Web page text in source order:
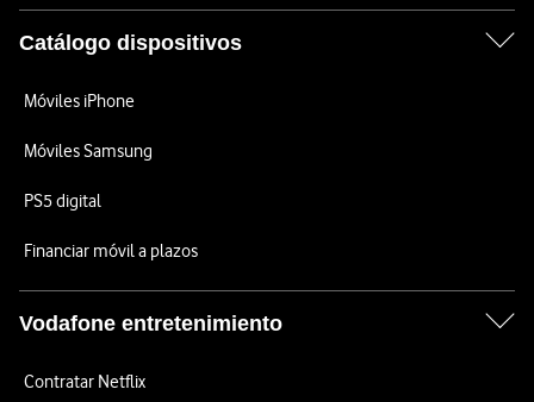
Catálogo dispositivos
Móviles iPhone
Móviles Samsung
PS5 digital
Financiar móvil a plazos
Vodafone entretenimiento
Contratar Netflix